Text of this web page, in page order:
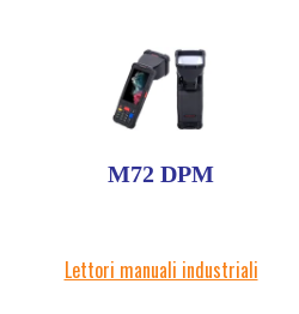
M72 DPM
Lettori manuali industriali